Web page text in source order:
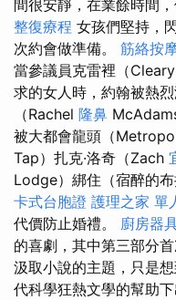
間很安靜，在業餘時間
整復療程 女孩們堅持，
次約會做準備。 筋絡按
當參議員克雷裡（
求的女人時，約翰被熱烈
（Rachel 隆鼻
被大都會龍頭（
Tap）扎克·洛奇（Zach
Lodge）綁住（宿醉的布
卡式台胞證 護理之家 單
代價防止婚禮。 廚房器
的喜劇，其中第三部分
汲取小說的主題，只是
代科學狂熱文學的幫助下